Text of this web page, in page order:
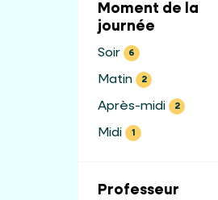
Moment de la
journée
Soir 6
Matin 2
Après-midi 2
Midi 1
Professeur